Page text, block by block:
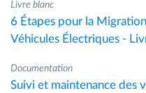
Livre blanc
6 Étapes pour la
Véhicules Électriques -
Documentation
Suivi et maintenance des